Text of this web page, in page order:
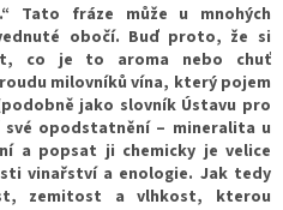
Tato fráze může u mnohých
obočí. Buď proto, že si
co je to aroma nebo chuť
milovníků vína, který pojem
jako slovník Ústavu pro
své opodstatnění – mineralita u
a popsat ji chemicky je velice
vinařství a enologie. Jak tedy
zemitost a vlhkost, kterou